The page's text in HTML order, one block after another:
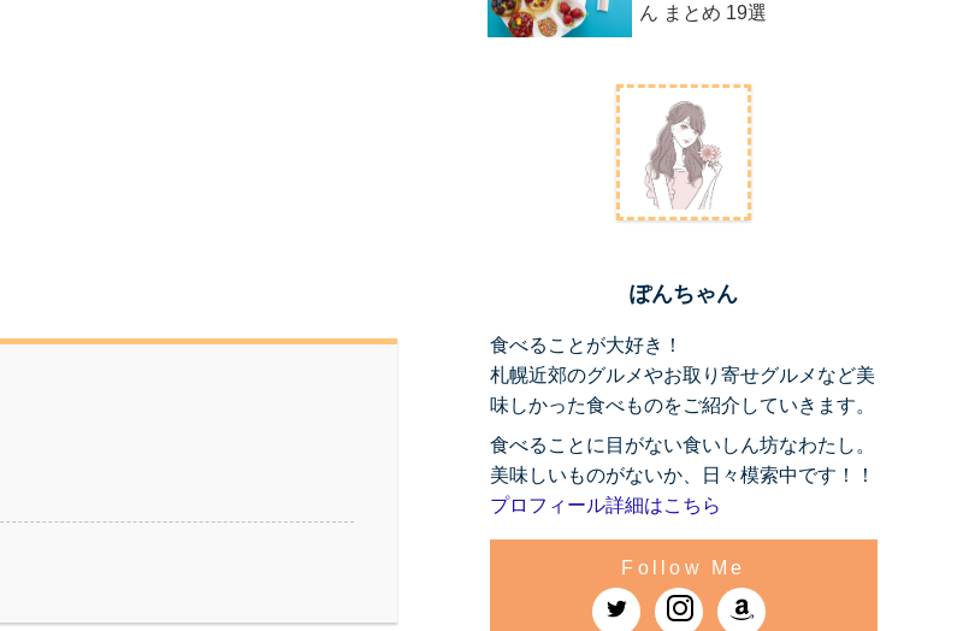
ん まとめ 19選
ぽんちゃん
食べることが大好き！
札幌近郊のグルメやお取り寄せグルメなど美
味しかった食べものをご紹介していきます。
食べることに目がない食いしん坊なわたし。
美味しいものがないか、日々模索中です！！
プロフィール詳細はこちら